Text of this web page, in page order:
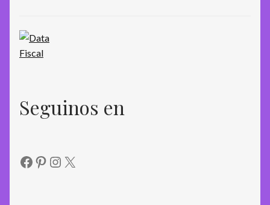
Seguinos en
Facebook
Pinterest
Instagram
X